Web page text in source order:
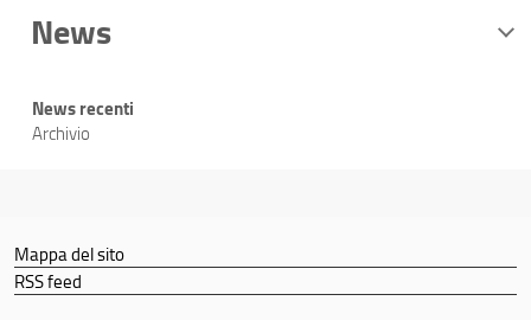
News
News recenti
Archivio
Mappa del sito
RSS feed